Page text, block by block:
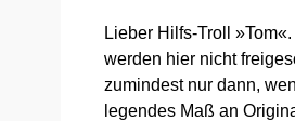
Lie­ber Hilfs-Troll
wer­den hier nicht
zumin­dest nur dann,
le­gen­des Maß an